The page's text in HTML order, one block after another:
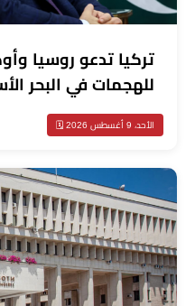
تركيا تدعو روسيا
للهجمات في البحر
الأحد، 9 أغسطس 2026 🗓️